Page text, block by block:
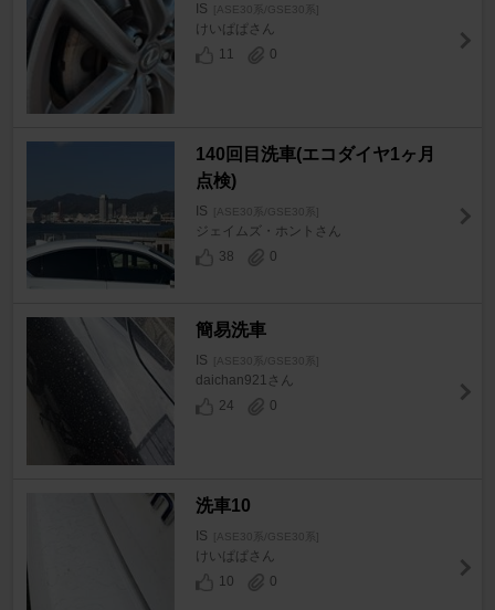
IS [ASE30系/GSE30系]
けいぱぱさん
11
0
140回目洗車(エコダイヤ1ヶ月
点検)
IS [ASE30系/GSE30系]
ジェイムズ・ホントさん
38
0
簡易洗車
IS [ASE30系/GSE30系]
daichan921さん
24
0
洗車10
IS [ASE30系/GSE30系]
けいぱぱさん
10
0